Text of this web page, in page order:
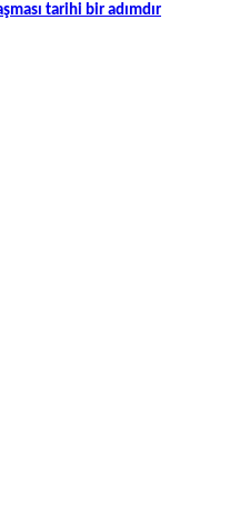
tarihi bir adımdır